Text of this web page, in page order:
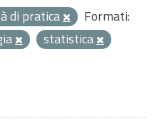
di pratica
Formati:
statistica